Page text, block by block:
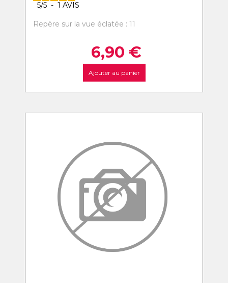
5/5 - 1 AVIS
Repère sur la vue éclatée : 11
6,90 €
Ajouter au panier